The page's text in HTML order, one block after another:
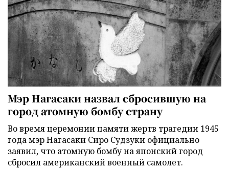
Мэр Нагасаки назвал сбросившую на
город атомную бомбу страну
Во время церемонии памяти жертв трагедии 1945
года мэр Нагасаки Сиро Судзуки официально
заявил, что атомную бомбу на японский город
сбросил американский военный самолет.